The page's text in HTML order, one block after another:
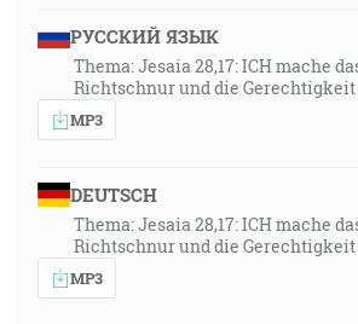
РУССКИЙ ЯЗЫК
Thema: Jesaia 28,17: ICH mache
Richtschnur und die Gerechtigkeit
MP3
DEUTSCH
Thema: Jesaia 28,17: ICH mache
Richtschnur und die Gerechtigkeit
MP3